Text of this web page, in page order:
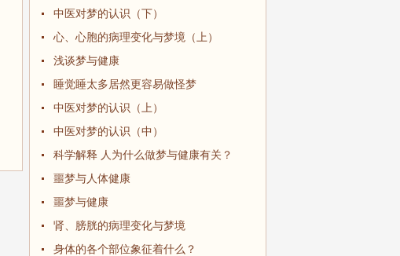
中医对梦的认识（下）
心、心胞的病理变化与梦境（上）
浅谈梦与健康
睡觉睡太多居然更容易做怪梦
中医对梦的认识（上）
中医对梦的认识（中）
科学解释 人为什么做梦与健康有关？
噩梦与人体健康
噩梦与健康
肾、膀胱的病理变化与梦境
身体的各个部位象征着什么？